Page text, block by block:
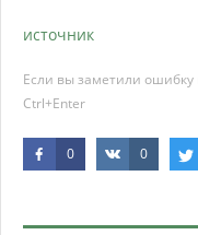
источник
Если вы заметили ошибку
Ctrl+Enter
0 0